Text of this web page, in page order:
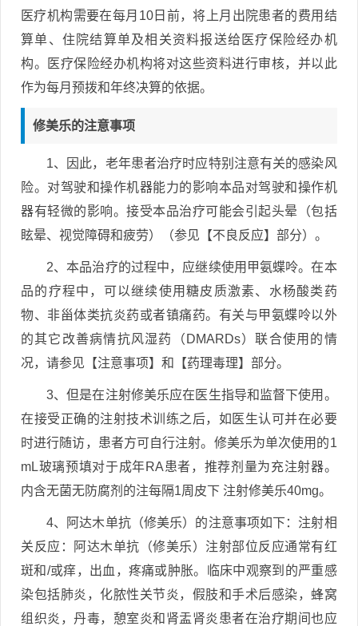
医疗机构需要在每月10日前，将上月出院患者的费用结
算单、住院结算单及相关资料报送给医疗保险经办机
构。医疗保险经办机构将对这些资料进行审核，并以此
作为每月预拨和年终决算的依据。
修美乐的注意事项
1、因此，老年患者治疗时应特别注意有关的感染风
险。对驾驶和操作机器能力的影响本品对驾驶和操作机
器有轻微的影响。接受本品治疗可能会引起头晕（包括
眩晕、视觉障碍和疲劳）（参见【不良反应】部分）。
2、本品治疗的过程中，应继续使用甲氨蝶呤。在本
品的疗程中，可以继续使用糖皮质激素、水杨酸类药
物、非甾体类抗炎药或者镇痛药。有关与甲氨蝶呤以外
的其它改善病情抗风湿药（DMARDs）联合使用的情
况，请参见【注意事项】和【药理毒理】部分。
3、但是在注射修美乐应在医生指导和监督下使用。
在接受正确的注射技术训练之后，如医生认可并在必要
时进行随访，患者方可自行注射。修美乐为单次使用的1
mL玻璃预填对于成年RA患者，推荐剂量为充注射器。
内含无菌无防腐剂的注每隔1周皮下 注射修美乐40mg。
4、阿达木单抗（修美乐）的注意事项如下：注射相
关反应：阿达木单抗（修美乐）注射部位反应通常有红
斑和/或痒，出血，疼痛或肿胀。临床中观察到的严重感
染包括肺炎，化脓性关节炎，假肢和手术后感染，蜂窝
组织炎，丹毒，憩室炎和肾盂肾炎患者在治疗期间也应